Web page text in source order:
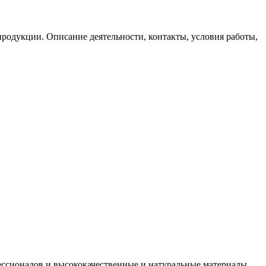
Описание деятельности, контакты, условия работы,